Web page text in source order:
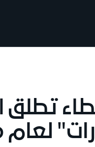
تطلق
بالشراكة مع دبي القابضة